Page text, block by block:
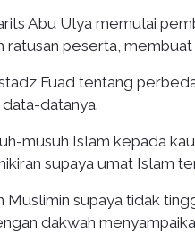
Abu Ulya memulai
peserta, membuat
Fuad tentang
datanya.
musuh Islam kepada
supaya umat Islam
supaya tidak
dakwah